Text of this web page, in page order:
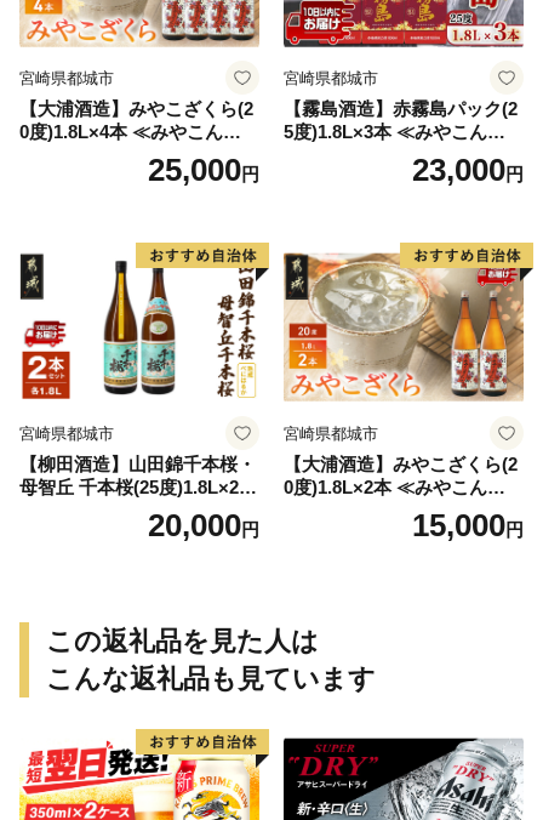
宮崎県都城市
【大浦酒造】みやこざくら(2
0度)1.8L×4本 ≪みやこんじょ
特急便≫_AD-077125,000円
宮崎県都城市
【霧島酒造】赤霧島パック(2
5度)1.8L×3本 ≪みやこんじょ
特急便≫_23-07-K03P-1800-3
23,000円
宮崎県都城市
【柳田酒造】山田錦千本桜・
母智丘 千本桜(25度)1.8L×2本
≪みやこんじょ特急便≫_AC
20,000円
宮崎県都城市
【大浦酒造】みやこざくら(2
0度)1.8L×2本 ≪みやこんじょ
特急便≫_MJ-077115,000円
この返礼品を見た人は
こんな返礼品も見ています